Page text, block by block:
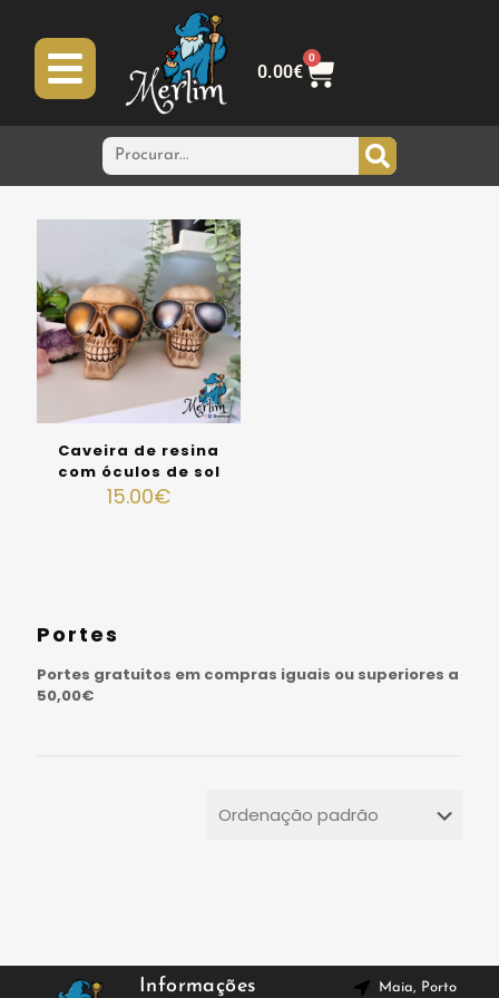
0.00€
0
Caveira de resina
com óculos de sol
15.00€
Portes
Portes gratuitos em compras iguais ou superiores a
50,00€
Informações Maia, Porto